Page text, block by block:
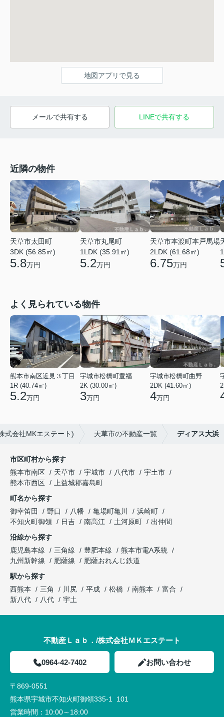
地図アプリで見る
メールで共有する LINEで共有する
近隣の物件
天草市太田町
3DK (56.85㎡)
5.8万円
天草市丸尾町
1LDK (35.91㎡)
5.2万円
天草市本渡町本戸馬場
2LDK (61.68㎡)
6.75万円
よく見られている物件
熊本市南区近見３丁目
1R (40.74㎡)
5.2万円
宇城市松橋町豊福
2K (30.00㎡)
3万円
宇城市松橋町曲野
2DK (41.60㎡)
4万円
式会社MKエステート) 天草市の不動産一覧 ディアス大浜
市区町村から探す
熊本市南区
天草市 宇城市 八代市
宇土市
熊本市西区
上益城郡嘉島町
町名から探す
御幸笛田
野口 八幡 亀場町亀川
浜崎町
不知火町御領
日吉 南高江 土河原町
出仲間
沿線から探す
鹿児島本線
三角線 豊肥本線
熊本市電A系統
九州新幹線
肥薩線
肥薩おれんじ鉄道
駅から探す
西熊本
三角 川尻 平成 松橋 南熊本
富合
新八代
八代 宇土
不動産Ｌａｂ．/株式会社ＭＫエステート
0964-42-7402 お問い合わせ
〒869-0551
熊本県宇城市不知火町御領335-1 101
営業時間： 10:00～18:00